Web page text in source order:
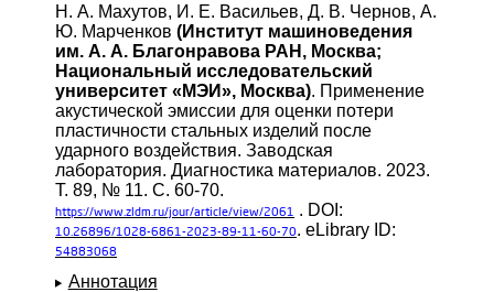
Н. А. Махутов, И. Е. Васильев, Д. В. Чернов, А.
Ю. Марченков (Институт машиноведения
им. А. А. Благонравова РАН, Москва;
Национальный исследовательский
университет «МЭИ», Москва). Применение
акустической эмиссии для оценки потери
пластичности стальных изделий после
ударного воздействия. Заводская
лаборатория. Диагностика материалов. 2023.
Т. 89, № 11. С. 60-70.
https://www.zldm.ru/jour/article/view/2061 . DOI:
10.26896/1028-6861-2023-89-11-60-70. eLibrary ID:
54883068
Аннотация